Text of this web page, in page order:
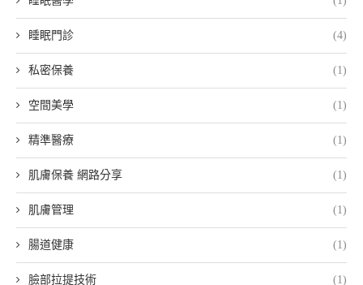
睡眠門診 (4)
私密保養 (1)
空間美學 (1)
精準醫療 (1)
肌膚保養 網路分享 (1)
肌膚管理 (1)
腸道健康 (1)
臉部拉提技術 (1)